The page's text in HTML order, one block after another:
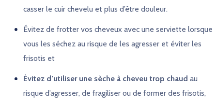
casser le cuir chevelu et plus d’être douleur.
Évitez de frotter vos cheveux avec une serviette lorsque
vous les séchez au risque de les agresser et éviter les
frisotis et
Évitez d’utiliser une sèche à cheveu trop chaud au
risque d’agresser, de fragiliser ou de former des frisotis,